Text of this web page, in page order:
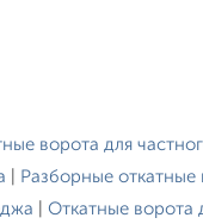
ворота для
Разборные откатные
Откатные ворота